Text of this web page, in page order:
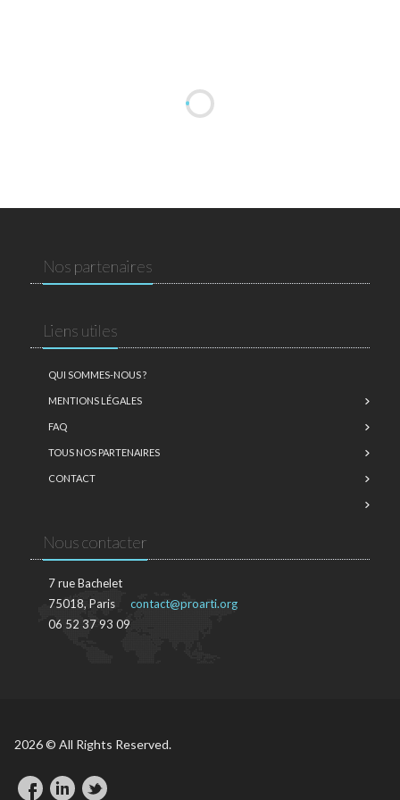
Nos partenaires
Liens utiles
QUI SOMMES-NOUS ?
MENTIONS LÉGALES
FAQ
TOUS NOS PARTENAIRES
CONTACT
Nous contacter
7 rue Bachelet
75018, Paris
06 52 37 93 09
contact@proarti.org
2026 © All Rights Reserved.